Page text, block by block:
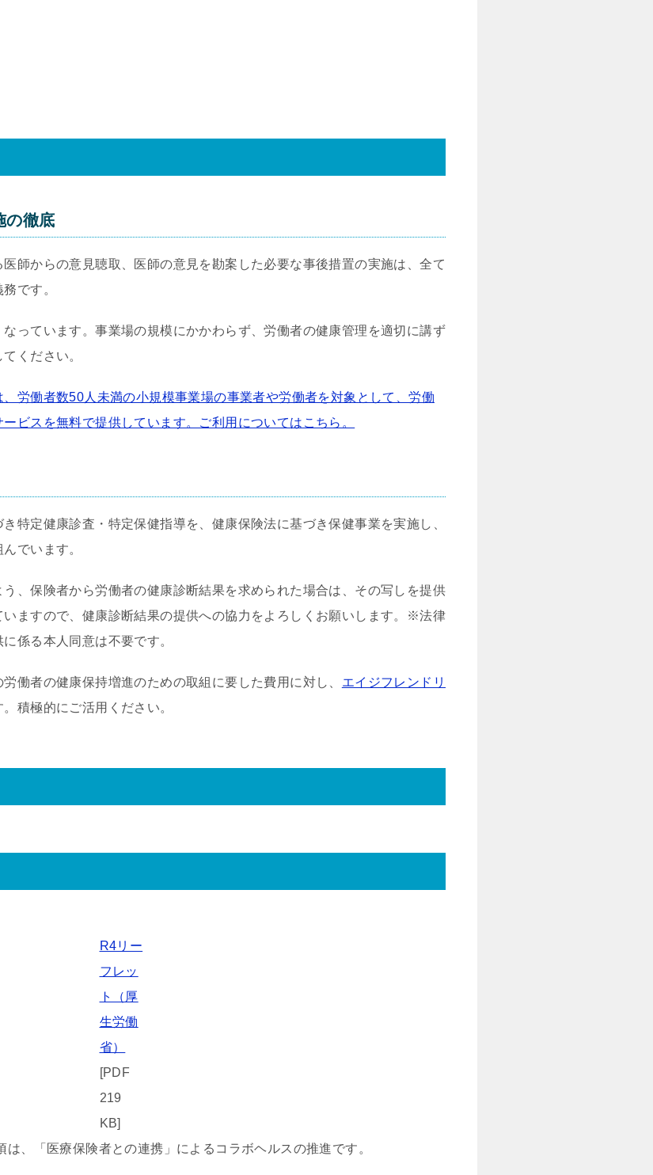
の徹底
師からの意見聴取、医師の意見を勘案した必要な事後措置の実施は、全て
です。
っています。事業場の規模にかかわらず、労働者の健康管理を適切に講ず
ください。
労働者数50人未満の小規模事業場の事業者や労働者を対象として、労働
ビスを無料で提供しています。ご利用についてはこちら。
特定健康診査・特定保健指導を、健康保険法に基づき保健事業を実施し、
でいます。
、保険者から労働者の健康診断結果を求められた場合は、その写しを提供
ますので、健康診断結果の提供への協力をよろしくお願いします。※法律
係る本人同意は不要です。
働者の健康保持増進のための取組に要した費用に対し、 エイジフレンドリ
積極的にご活用ください。
R4リー
フレッ
ト（厚
生労働
省）
[PDF
219
KB]
、「医療保険者との連携」によるコラボヘルスの推進です。